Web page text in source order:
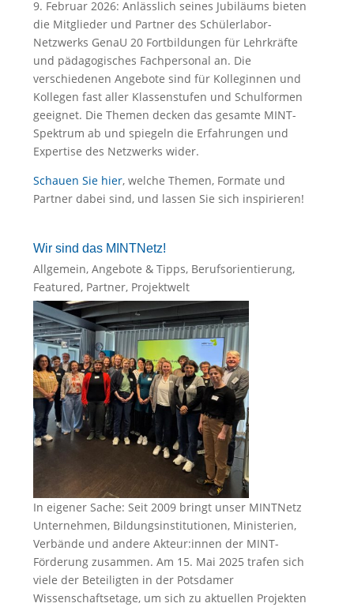
9. Februar 2026: Anlässlich seines Jubiläums bieten
die Mitglieder und Partner des Schülerlabor-
Netzwerks GenaU 20 Fortbildungen für Lehrkräfte
und pädagogisches Fachpersonal an. Die
verschiedenen Angebote sind für Kolleginnen und
Kollegen fast aller Klassenstufen und Schulformen
geeignet. Die Themen decken das gesamte MINT-
Spektrum ab und spiegeln die Erfahrungen und
Expertise des Netzwerks wider.
Schauen Sie hier, welche Themen, Formate und
Partner dabei sind, und lassen Sie sich inspirieren!
Wir sind das MINTNetz!
Allgemein, Angebote & Tipps, Berufsorientierung,
Featured, Partner, Projektwelt
In eigener Sache: Seit 2009 bringt unser MINTNetz
Unternehmen, Bildungsinstitutionen, Ministerien,
Verbände und andere Akteur:innen der MINT-
Förderung zusammen. Am 15. Mai 2025 trafen sich
viele der Beteiligten in der Potsdamer
Wissenschaftsetage, um sich zu aktuellen Projekten